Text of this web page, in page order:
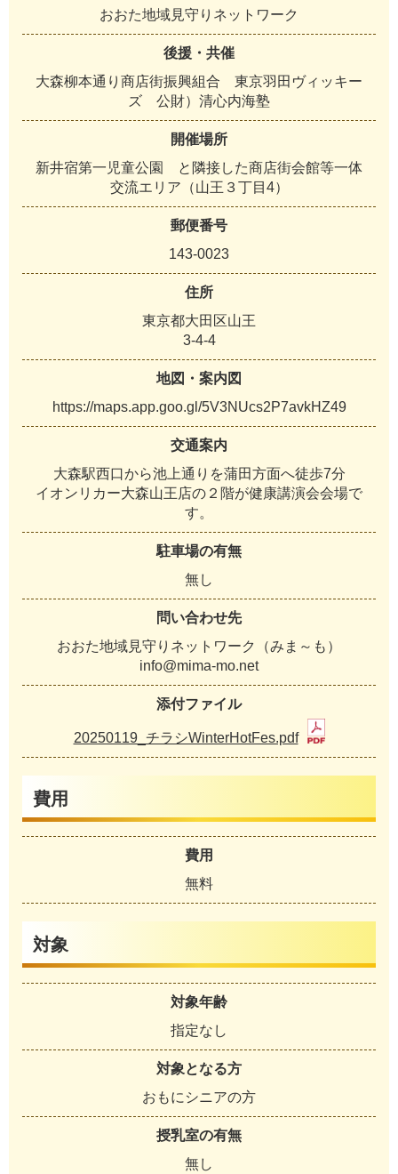
おおた地域見守りネットワーク
後援・共催
大森柳本通り商店街振興組合 東京羽田ヴィッキー
ズ 公財）清心内海塾
開催場所
新井宿第一児童公園 と隣接した商店街会館等一体
交流エリア（山王３丁目4）
郵便番号
143-0023
住所
東京都大田区山王
3-4-4
地図・案内図
https://maps.app.goo.gl/5V3NUcs2P7avkHZ49
交通案内
大森駅西口から池上通りを蒲田方面へ徒歩7分
イオンリカー大森山王店の２階が健康講演会会場で
す。
駐車場の有無
無し
問い合わせ先
おおた地域見守りネットワーク（みま～も）
info@mima-mo.net
添付ファイル
20250119_チラシWinterHotFes.pdf
費用
費用
無料
対象
対象年齢
指定なし
対象となる方
おもにシニアの方
授乳室の有無
無し